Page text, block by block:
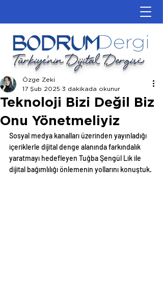
Türkiye'nin Dijital Dergisi
Teknoloji Bizi Değil Biz
Onu Yönetmeliyiz
Özge Zeki
17 Şub 2025 3 dakikada okunur
Sosyal medya kanalları üzerinden yayınladığı
içeriklerle dijital denge alanında farkındalık
yaratmayı hedefleyen Tuğba Şengül Lik ile
dijital bağımlılığı önlemenin yollarını konuştuk.